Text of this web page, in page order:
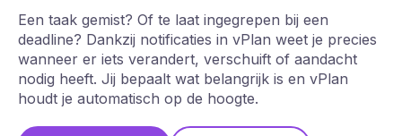
Een taak gemist? Of te laat ingegrepen bij een
deadline? Dankzij notificaties in vPlan weet je precies
wanneer er iets verandert, verschuift of aandacht
nodig heeft. Jij bepaalt wat belangrijk is en vPlan
houdt je automatisch op de hoogte.